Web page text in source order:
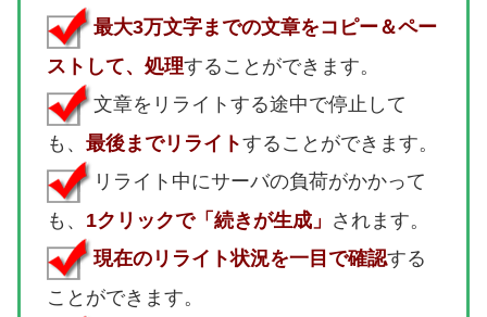
最大3万文字までの文章をコピー＆ペー
ストして、処理することができます。
文章をリライトする途中で停止して
も、 最後までリライトすることができます。
リライト中にサーバの負荷がかかって
も、 1クリックで「続きが生成」 されます。
現在のリライト状況を一目で確認する
ことができます。